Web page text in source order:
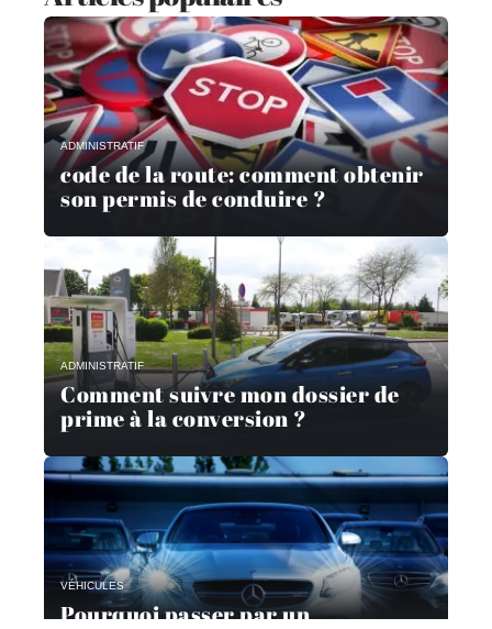
ADMINISTRATIF
code de la route: comment obtenir
son permis de conduire ?
ADMINISTRATIF
Comment suivre mon dossier de
prime à la conversion ?
VÉHICULES
Pourquoi passer par un